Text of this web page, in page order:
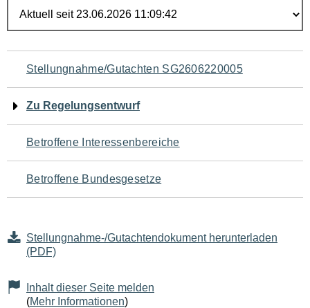
Navigation
für
den
Seiteninhalt
Stellungnahme/Gutachten SG2606220005
Zu Regelungsentwurf
Betroffene Interessenbereiche
Betroffene Bundesgesetze
Stellungnahme-/Gutachtendokument herunterladen
(PDF)
Inhalt dieser Seite melden
(Mehr Informationen)